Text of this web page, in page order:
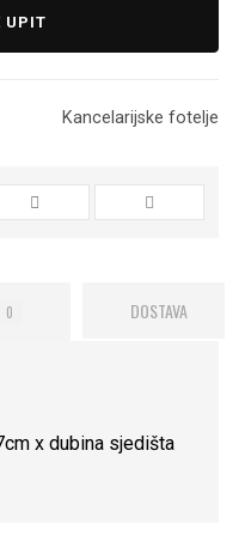
UPIT
Kancelarijske fotelje
0 DOSTAVA
x dubina sjedišta